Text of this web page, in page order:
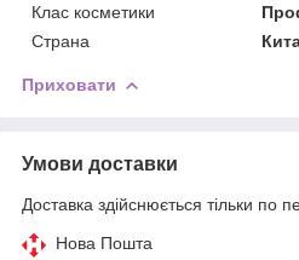
Клас косметики
Страна
Приховати
Умови доставки
Доставка здійснюється тільки по
Нова Пошта